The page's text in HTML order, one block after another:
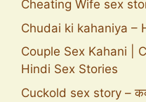
Cheating Wife sex story
Chudai ki kahaniya –
Couple Sex Kahani |
Hindi Sex Stories
Cuckold sex story –